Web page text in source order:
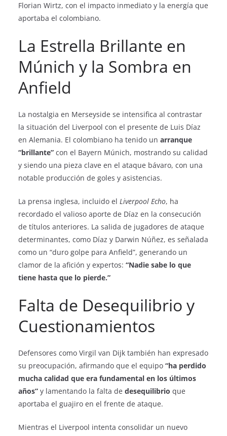
Florian Wirtz, con el impacto inmediato y la energía que
aportaba el colombiano.
La Estrella Brillante en
Múnich y la Sombra en
Anfield
La nostalgia en Merseyside se intensifica al contrastar
la situación del Liverpool con el presente de Luis Díaz
en Alemania. El colombiano ha tenido un arranque
“brillante” con el Bayern Múnich, mostrando su calidad
y siendo una pieza clave en el ataque bávaro, con una
notable producción de goles y asistencias.
La prensa inglesa, incluido el Liverpool Echo, ha
recordado el valioso aporte de Díaz en la consecución
de títulos anteriores. La salida de jugadores de ataque
determinantes, como Díaz y Darwin Núñez, es señalada
como un “duro golpe para Anfield”, generando un
clamor de la afición y expertos: “Nadie sabe lo que
tiene hasta que lo pierde.”
Falta de Desequilibrio y
Cuestionamientos
Defensores como Virgil van Dijk también han expresado
su preocupación, afirmando que el equipo “ha perdido
mucha calidad que era fundamental en los últimos
años” y lamentando la falta de desequilibrio que
aportaba el guajiro en el frente de ataque.
Mientras el Liverpool intenta consolidar un nuevo